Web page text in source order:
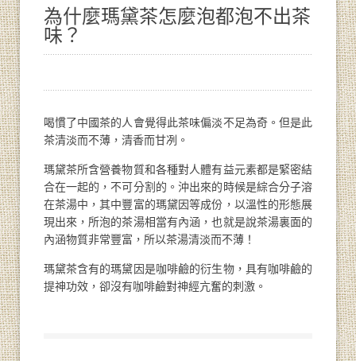
為什麼瑪黛茶怎麼泡都泡不出茶
味？
喝慣了中國茶的人會覺得此茶味偏淡不足為奇。但是此
茶清淡而不薄，清香而甘冽。
瑪黛茶所含營養物質和各種對人體有益元素都是緊密結
合在一起的，不可分割的。沖出來的時候是綜合分子溶
在茶湯中，其中豐富的瑪黛因等成份，以溫性的形態展
現出來，所泡的茶湯相當有內涵，也就是說茶湯裏面的
內涵物質非常豐富，所以茶湯清淡而不薄！
瑪黛茶含有的瑪黛因是咖啡鹼的衍生物，具有咖啡鹼的
提神功效，卻沒有咖啡鹼對神經亢奮的刺激。